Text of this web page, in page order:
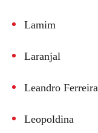
Lamim
Laranjal
Leandro Ferreira
Leopoldina